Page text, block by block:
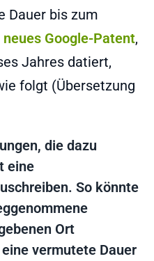
Dauer bis zum
neues Google-Patent,
Jahres datiert,
folgt (Übersetzung
die dazu
eine
So könnte
Ort
vermutete Dauer